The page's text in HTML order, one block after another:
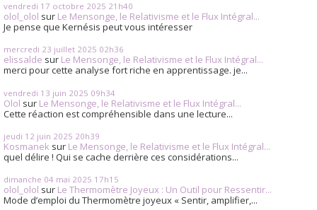
vendredi 17 octobre 2025 21h40
olol_olol sur Le Mensonge, le Relativisme et le Flux Intégral...
Je pense que Kernésis peut vous intéresser
mercredi 23 juillet 2025 02h36
elissalde sur Le Mensonge, le Relativisme et le Flux Intégral...
merci pour cette analyse fort riche en apprentissage. je...
vendredi 13 juin 2025 09h34
Olol sur Le Mensonge, le Relativisme et le Flux Intégral...
Cette réaction est compréhensible dans une lecture...
jeudi 12 juin 2025 20h39
Kosmanek sur Le Mensonge, le Relativisme et le Flux Intégral...
quel délire ! Qui se cache derrière ces considérations...
dimanche 04 mai 2025 17h15
olol_olol sur Le Thermomètre Joyeux : Un Outil pour Ressentir...
Mode d’emploi du Thermomètre joyeux « Sentir, amplifier,...